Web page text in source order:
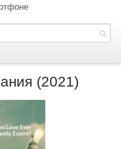
(2021)